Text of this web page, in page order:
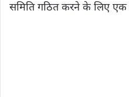
समिति गठित करने के लिए एक